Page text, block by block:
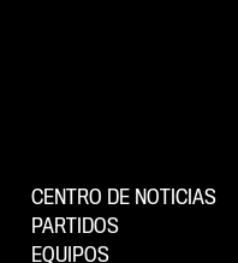
CENTRO DE NOTICIAS
PARTIDOS
EQUIPOS